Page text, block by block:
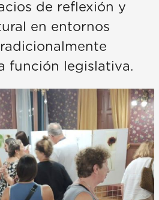
de reflexión y
en entornos
función legislativa.